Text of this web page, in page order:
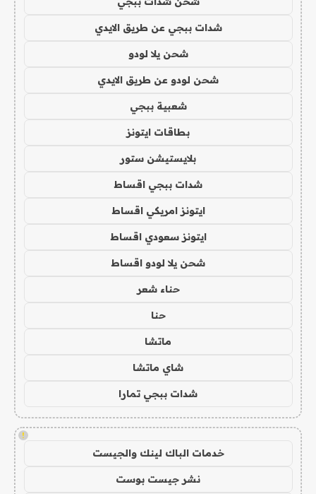
شدات ببجي عن طريق الايدي
شحن يلا لودو
شحن لودو عن طريق الايدي
شعبية ببجي
بطاقات ايتونز
بلايستيشن ستور
شدات ببجي اقساط
ايتونز امريكي اقساط
ايتونز سعودي اقساط
شحن يلا لودو اقساط
حناء شعر
حنا
ماتشا
شاي ماتشا
شدات ببجي تمارا
!
خدمات الباك لينك والجيست
نشر جيست بوست